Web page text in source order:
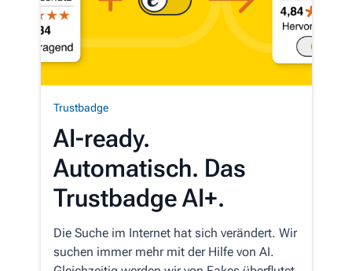
Trustbadge
AI-ready.
Automatisch. Das
Trustbadge AI+.
Die Suche im Internet hat sich verändert. Wir
suchen immer mehr mit der Hilfe von AI.